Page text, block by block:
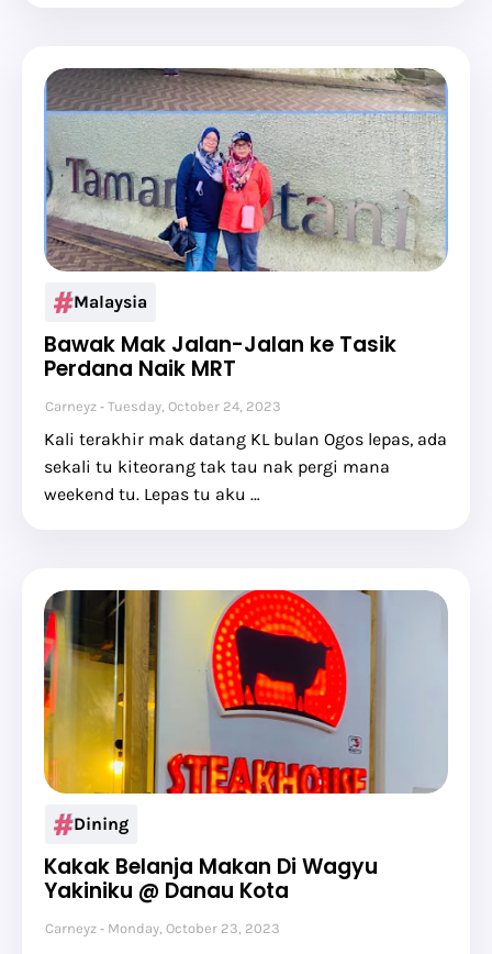
Malaysia
Bawak Mak Jalan-Jalan ke Tasik
Perdana Naik MRT
Carneyz Tuesday, October 24, 2023
Kali terakhir mak datang KL bulan Ogos lepas, ada
sekali tu kiteorang tak tau nak pergi mana
weekend tu. Lepas tu aku …
Dining
Kakak Belanja Makan Di Wagyu
Yakiniku @ Danau Kota
Carneyz Monday, October 23, 2023